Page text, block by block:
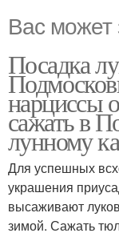
Вас может
Посадка
нарциссы
сажать в
лунному
Для успешных
украшения
высаживают
зимой. Сажать